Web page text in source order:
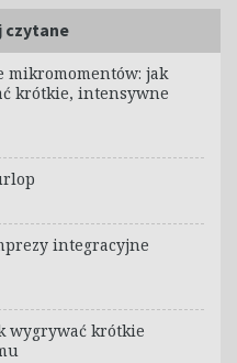
czytane
mikromomentów: jak
krótkie, intensywne
integracyjne
wygrywać krótkie